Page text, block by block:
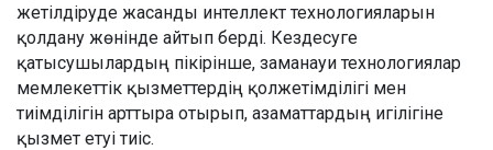
жетілдіруде жасанды интеллект технологияларын
қолдану жөнінде айтып берді. Кездесуге
қатысушылардың пікірінше, заманауи технологиялар
мемлекеттік қызметтердің қолжетімділігі мен
тиімділігін арттыра отырып, азаматтардың игілігіне
қызмет етуі тиіс.